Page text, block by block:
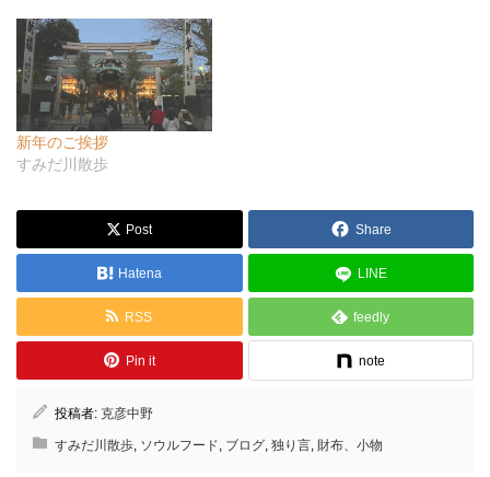
新年のご挨拶
すみだ川散歩
Post Share
Hatena LINE
RSS feedly
Pin it note
投稿者: 克彦中野
すみだ川散歩 ソウルフード ブログ 独り言 財布、小物